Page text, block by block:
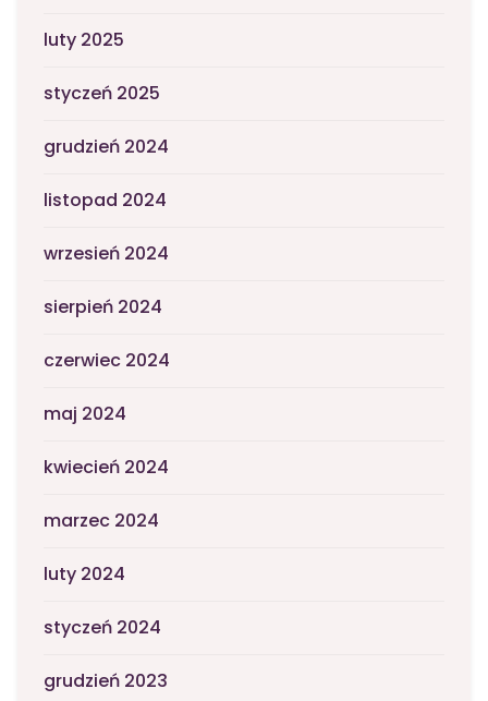
luty 2025
styczeń 2025
grudzień 2024
listopad 2024
wrzesień 2024
sierpień 2024
czerwiec 2024
maj 2024
kwiecień 2024
marzec 2024
luty 2024
styczeń 2024
grudzień 2023